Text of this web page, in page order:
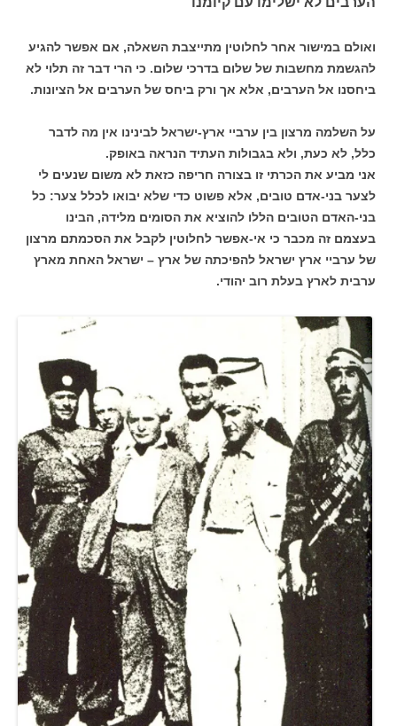
ואולם במישור אחר לחלוטין מתייצבת השאלה, אם אפשר להגיע
להגשמת מחשבות של שלום בדרכי שלום. כי הרי דבר זה תלוי לא
ביחסנו אל הערבים, אלא אך ורק ביחס של הערבים אל הציונות.
על השלמה מרצון בין ערביי ארץ-ישראל לבינינו אין מה לדבר
כלל, לא כעת, ולא בגבולות העתיד הנראה באופק.
אני מביע את הכרתי זו בצורה חריפה כזאת לא משום שנעים לי
לצער בני-אדם טובים, אלא פשוט כדי שלא יבואו לכלל צער: כל
בני-האדם הטובים הללו להוציא את הסומים מלידה, הבינו
בעצמם זה מכבר כי אי-אפשר לחלוטין לקבל את הסכמתם מרצון
של ערביי ארץ ישראל להפיכתה של ארץ – ישראל האחת מארץ
ערבית לארץ בעלת רוב יהודי.